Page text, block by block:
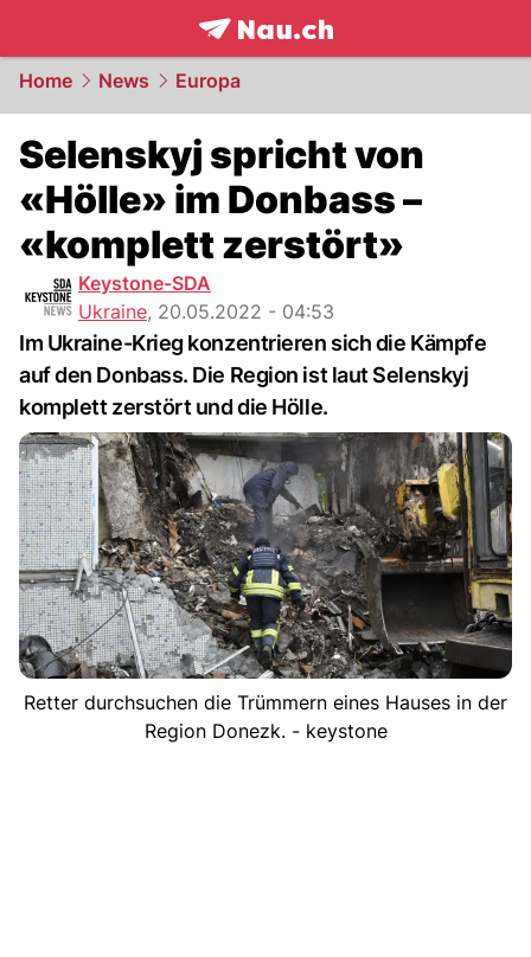
frontpage.NAU.ch
Home News Europa
Selenskyj spricht von
«Hölle» im Donbass –
«komplett zerstört»
Keystone-SDA
Ukraine, 20.05.2022 - 04:53
Im Ukraine-Krieg konzentrieren sich die Kämpfe
auf den Donbass. Die Region ist laut Selenskyj
komplett zerstört und die Hölle.
Retter durchsuchen die Trümmern eines Hauses in der
Region Donezk. - keystone